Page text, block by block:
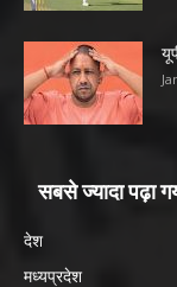
सबसे ज्यादा पढ़ा
देश
मध्यप्रदेश